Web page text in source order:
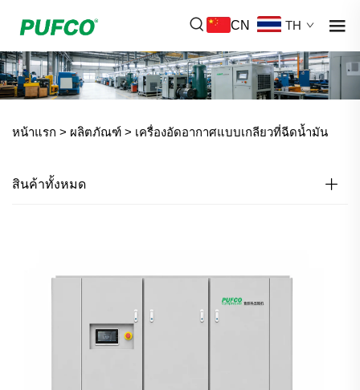
CN TH
หน้าแรก > ผลิตภัณฑ์ > เครื่องอัดอากาศแบบเกลียวที่ฉีดน้ำมัน
สินค้าทั้งหมด